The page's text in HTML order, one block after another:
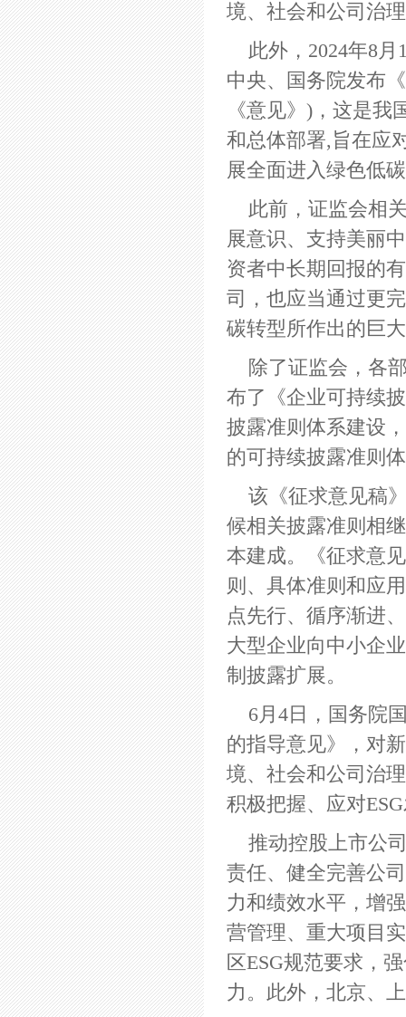
境、社会和公司治
此外，2024年8
中央、国务院发布
《意见》)，这是
和总体部署,旨在应
展全面进入绿色低
此前，证监会相
展意识、支持美丽
资者中长期回报的
司，也应当通过更
碳转型所作出的巨
除了证监会，各
布了《企业可持续
披露准则体系建设
的可持续披露准则
该《征求意见稿
候相关披露准则相
本建成。《征求意
则、具体准则和应
点先行、循序渐进
大型企业向中小企
制披露扩展。
6月4日，国务院
的指导意见》，对
境、社会和公司治
积极把握、应对
推动控股上市公
责任、健全完善公
力和绩效水平，增
营管理、重大项目
区ESG规范要求，
力。此外，北京、